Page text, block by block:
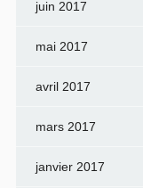
juin 2017
mai 2017
avril 2017
mars 2017
janvier 2017